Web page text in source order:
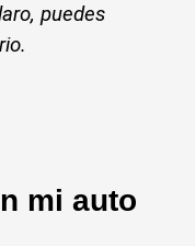
puedes
mi auto